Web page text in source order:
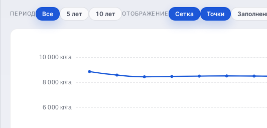
ПЕРИОД Все 5 лет 10 лет ОТОБРАЖЕНИЕ Сетка Точки
6 000 кг/га
8 000 кг/га
10 000 кг/га